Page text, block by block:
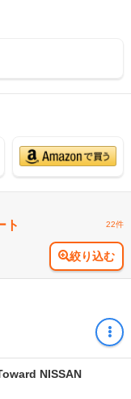
ト 22件
絞り込む
NISSAN